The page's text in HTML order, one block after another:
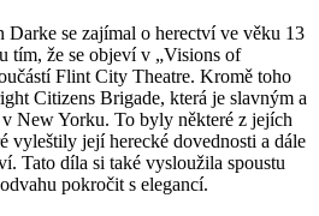
Darke se zajímal o herectví ve věku 13
tím, že se objeví v „Visions of
Flint City Theatre. Kromě toho
Citizens Brigade, která je slavným a
New Yorku. To byly některé z jejích
vyleštily její herecké dovednosti a dále
Tato díla si také vysloužila spoustu
pokročit s elegancí.